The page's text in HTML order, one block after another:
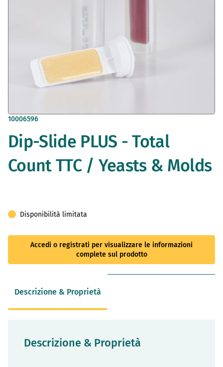
Vai
della
galleria
immagini
10006596
Dip-Slide PLUS - Total
Count TTC / Yeasts & Molds
Disponibilità limitata
Accedi o registrati per visualizzare le informazioni
complete sul prodotto
Descrizione & Proprietà
Descrizione & Proprietà